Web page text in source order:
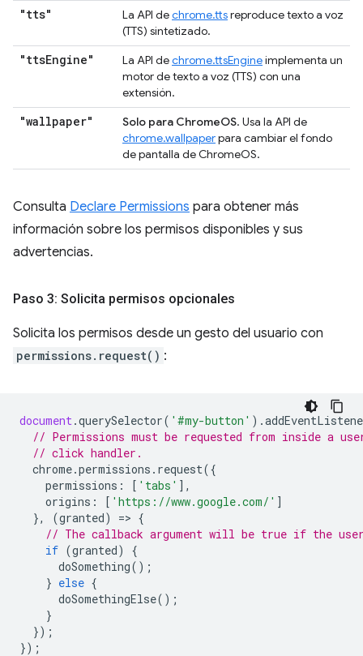
"tts" La API dechrome.ttsreproduce texto a voz
(TTS) sintetizado.
"ttsEngine" La API dechrome.ttsEngineimplementa un
motor de texto a voz (TTS) con una
extensión.
"wallpaper" Solo para ChromeOS. Usa la API de
chrome.wallpaperpara cambiar el fondo
de pantalla de ChromeOS.
Consulta Declare Permissions para obtener más
información sobre los permisos disponibles y sus
advertencias.
Paso 3: Solicita permisos opcionales
Solicita los permisos desde un gesto del usuario con
permissions.request() :
document.querySelector( '#my-button' ).
// Permissions must be requested from inside a
// click handler.
chrome.permissions . request({
permissions : [ 'tabs' ],
origins : [ 'https://www.google.com/' ]
},
(granted) => {
// The callback argument will be true if the
if (granted)
{
doSomething();
} else {
doSomethingElse();
}
});
});